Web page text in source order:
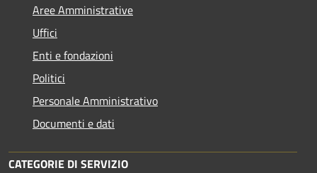
Aree Amministrative
Uffici
Enti e fondazioni
Politici
Personale Amministrativo
Documenti e dati
CATEGORIE DI SERVIZIO